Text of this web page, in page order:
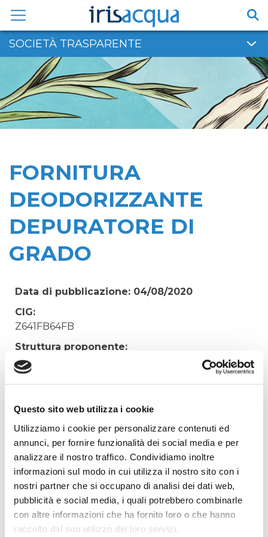
Questo sito web utilizza i cookie
Utilizziamo i cookie per personalizzare contenuti ed
annunci, per fornire funzionalità dei social media e per
analizzare il nostro traffico. Condividiamo inoltre
informazioni sul modo in cui utilizza il nostro sito con i
nostri partner che si occupano di analisi dei dati web,
pubblicità e social media, i quali potrebbero combinarle
con altre informazioni che ha fornito loro o che hanno
raccolto dal suo utilizzo dei loro servizi.
contenuto
SOCIETÀ TRASPARENTE
FORNITURA
DEODORIZZANTE
DEPURATORE DI
GRADO
Data di pubblicazione: 04/08/2020
CIG:
Z641FB64FB
Struttura proponente:
'Irisacqua srl P.I./C.F. 01070220312. - Ufficio
Tecnico
FORNITURA DEODORIZZANTE DEPURATORE
DI GRADO
Elenco operatori invitati:
Codice Fiscale:
Procedura di scelta:
Affidamento ai sensi del Regolamento Generale
Aziendale per Lavori Servizi e Forniture